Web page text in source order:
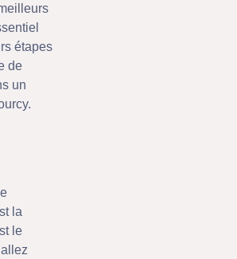
étapes
de
un
la
le